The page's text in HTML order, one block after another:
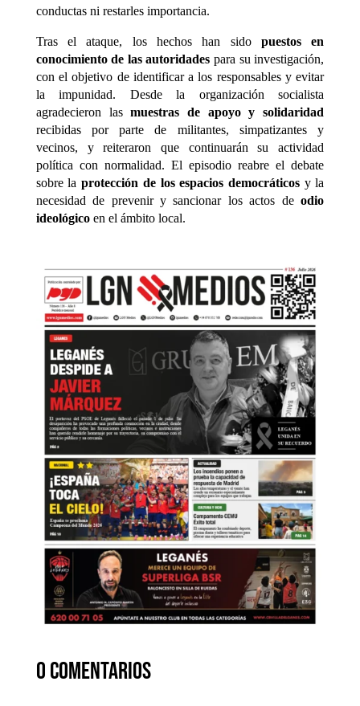
conductas ni restarles importancia.
Tras el ataque, los hechos han sido puestos en
conocimiento de las autoridades para su investigación,
con el objetivo de identificar a los responsables y evitar
la impunidad. Desde la organización socialista
agradecieron lasmuestras de apoyo y solidaridad
recibidas por parte de militantes, simpatizantes y
vecinos, y reiteraron que continuarán su actividad
política con normalidad. El episodio reabre el debate
sobre laprotección de los espacios democráticosy la
necesidad de prevenir y sancionar los actos deodio
ideológicoen el ámbito local.
0 comentarios